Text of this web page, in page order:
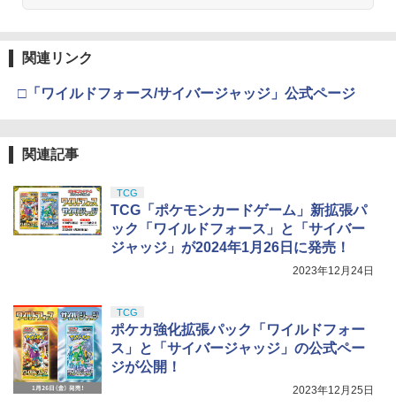
4
Holy Stone ドローン 100g未満 申請不
転換可 国内認証済み 小学生 HS420 白
RT/GR ヤリス ラリー1 ハイブリッド (T
T-02シャーシ)【57938】 ラジコン
￥28,875
4
TAMASHII NATIONS S.H.フィギュアー
5
タカラトミー(TAKARA TOMY) T-SPAR
K トランスフォーマー ミッシングリンク
D-01 サウンドウェーブ 可動フィギュア
Sachiプラモ VERTヤスリ Type-S 【プ
ロモデラー共同開発】 超極細 ガラスヤ
スリ ５点セット ガンプラ プラモデル ゲ
￥2,320
4
￥3,815
￥4,761
型用接着剤 87003
5
ミアムトップコートスプレー つや消し 8
8ml ホビー用仕上材 B603
￥710
関連リンク
□「ワイルドフォース/サイバージャッジ」公式ページ
関連記事
TCG
TCG「ポケモンカードゲーム」新拡張パ
ック「ワイルドフォース」と「サイバー
ジャッジ」が2024年1月26日に発売！
2023年12月24日
TCG
ポケカ強化拡張パック「ワイルドフォー
ス」と「サイバージャッジ」の公式ペー
ジが公開！
2023年12月25日